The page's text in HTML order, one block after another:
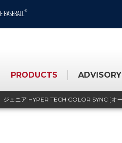
®
PRODUCTS
ジュニア HYPER TECH COLOR SYNC [オ